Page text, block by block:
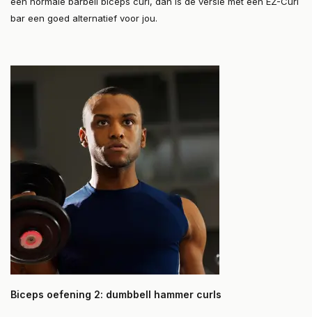
bar een goed alternatief voor jou.
Biceps oefening 2: dumbbell hammer curls